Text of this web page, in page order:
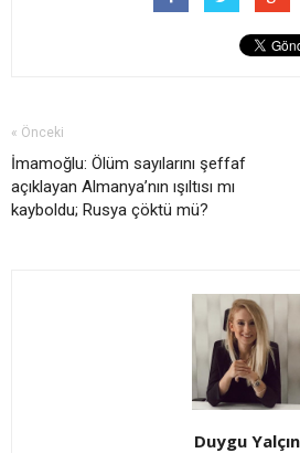
« Önceki
İmamoğlu: Ölüm sayılarını şeffaf
açıklayan Almanya’nın ışıltısı mı
kayboldu; Rusya çöktü mü?
Duygu Yalçın